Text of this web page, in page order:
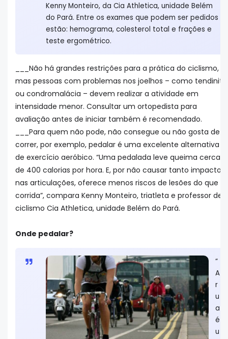
Kenny Monteiro, da Cia Athletica, unidade Belém
do Pará. Entre os exames que podem ser pedidos
estão: hemograma, colesterol total e frações e
teste ergométrico.
___Não há grandes restrições para a prática do ciclismo,
mas pessoas com problemas nos joelhos – como tendinite
ou condromalácia – devem realizar a atividade em
intensidade menor. Consultar um ortopedista para
avaliação antes de iniciar também é recomendado.
___Para quem não pode, não consegue ou não gosta de
correr, por exemplo, pedalar é uma excelente alternativa
de exercício aeróbico. “Uma pedalada leve queima cerca
de 400 calorias por hora. E, por não causar tanto impacto
nas articulações, oferece menos riscos de lesões do que a
corrida”, compara Kenny Monteiro, triatleta e professor de
ciclismo Cia Athletica, unidade Belém do Pará.
Onde pedalar?
“
A
r
u
a
é
u